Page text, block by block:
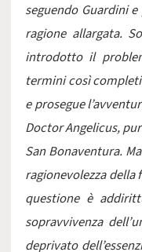
seguendo Guardini
ragione allargata.
introdotto il
termini così
e prosegue
Doctor Angelicus,
San Bonaventura.
ragionevolezza della
questione è
sopravvivenza
deprivato